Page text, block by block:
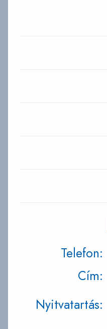
Telefon:
Cím:
Nyitvatartás: